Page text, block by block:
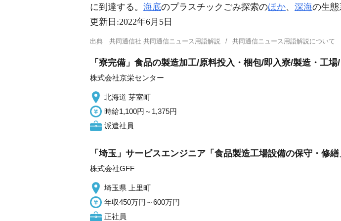
に到達する。 海底のプラスチックごみ探索のほか、 深海の生態
更新日:2022年6月5日
出典 共同通信社 共同通信ニュース用語解説 共同通信ニュース用語解説について
「寮完備」食品の製造加工/原料投入・梱包/即入寮/製造・工
株式会社京栄センター
北海道 芽室町
時給1,100円～1,375円
派遣社員
「埼玉」サービスエンジニア「食品製造工場設備の保守・修繕
株式会社GFF
埼玉県 上里町
年収450万円～600万円
正社員